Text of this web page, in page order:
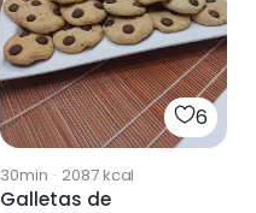
6
30min · 2087kcal
Galletas de